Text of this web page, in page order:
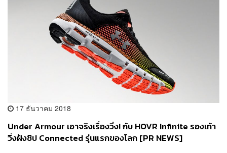
17 ธันวาคม 2018
Under Armour เอาจริงเรื่องวิ่ง! กับ HOVR Infinite รองเท้า
วิ่งฝังชิป Connected รุ่นแรกของโลก [PR NEWS]